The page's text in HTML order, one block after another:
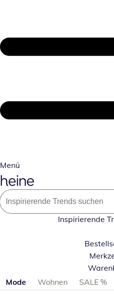
Menü
Inspirierende
Produktkategorien
Mode Wohnen SALE %